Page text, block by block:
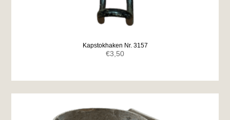
Kapstokhaken Nr. 3157
€3,50